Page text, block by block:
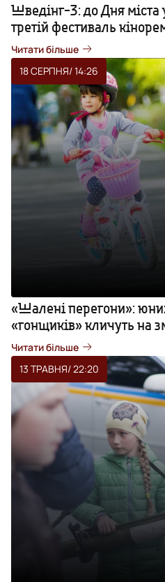
Шведінг-3: до Дня міста
третій фестиваль
Читати більше
18 СЕРПНЯ/ 14:26
«Шалені перегони»:
«гонщиків» кличуть на
Читати більше
13 ТРАВНЯ/ 22:20